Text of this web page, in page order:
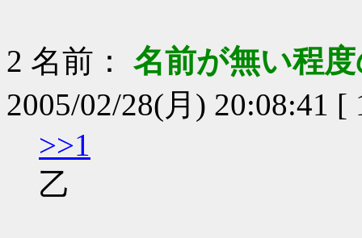
2 名前：
名前が無い程
2005/02/28(月) 20:08:41 [
>>1
乙